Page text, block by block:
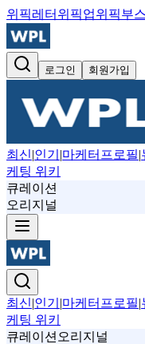
위픽레터 위픽업위픽부
로그인 회원가입
최신|인기 |마케터프로필|
케팅 위키
큐레이션
오리지널
최신|인기 |마케터프로필|
케팅 위키
큐레이션 오리지널